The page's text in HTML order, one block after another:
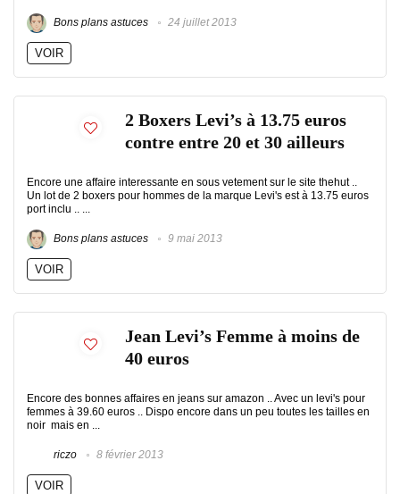
Bons plans astuces 24 juillet 2013
VOIR
2 Boxers Levi’s à 13.75 euros
contre entre 20 et 30 ailleurs
Encore une affaire interessante en sous vetement sur le site thehut ..
Un lot de 2 boxers pour hommes de la marque Levi's est à 13.75 euros
port inclu .. ...
Bons plans astuces 9 mai 2013
VOIR
Jean Levi’s Femme à moins de
40 euros
Encore des bonnes affaires en jeans sur amazon .. Avec un levi's pour
femmes à 39.60 euros .. Dispo encore dans un peu toutes les tailles en
noir mais en ...
riczo 8 février 2013
VOIR